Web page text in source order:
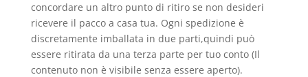
concordare un altro punto di ritiro se non desideri
ricevere il pacco a casa tua. Ogni spedizione è
discretamente imballata in due parti,quindi può
essere ritirata da una terza parte per tuo conto (Il
contenuto non è visibile senza essere aperto).